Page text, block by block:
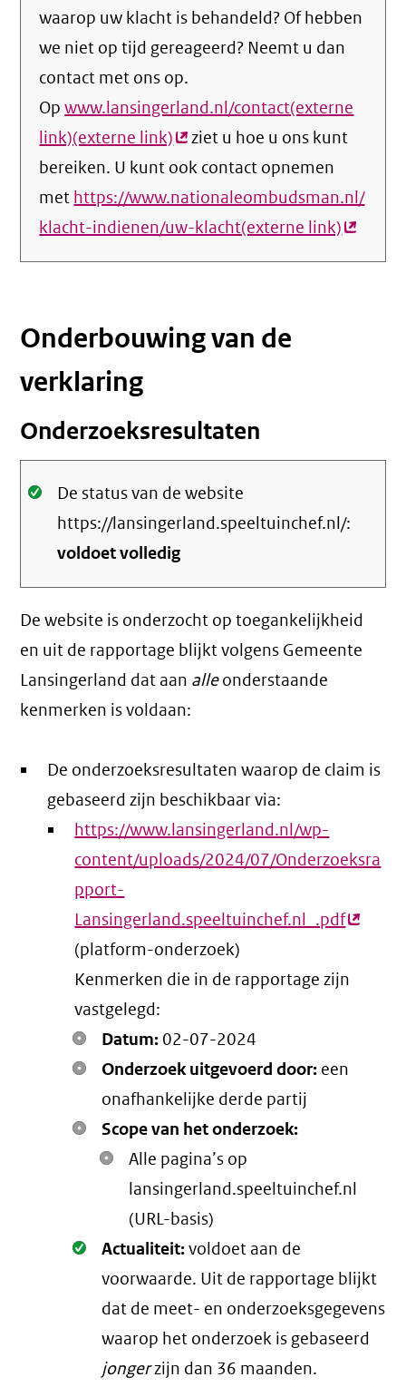
waarop uw klacht is behandeld? Of hebben
we niet op tijd gereageerd? Neemt u dan
contact met ons op.
Opwww.lansingerland.nl/contact(externe
link)(externe link)(externe
link)
ziet u hoe u ons kunt
bereiken. U kunt ook contact opnemen
met https://www.nationaleombudsman.nl/
klacht-indienen/uw-klacht(externe link)(externe
link)
Onderbouwing van de
verklaring
Onderzoeksresultaten
Oké.
De status van de website
https://lansingerland.speeltuinchef.nl/:
voldoet volledig
De website is onderzocht op toegankelijkheid
en uit de rapportage blijkt volgens Gemeente
Lansingerland dat aan alleonderstaande
kenmerken is voldaan:
De onderzoeksresultaten waarop de claim is
gebaseerd zijn beschikbaar via:
https://www.lansingerland.nl/wp-
content/uploads/2024/07/Onderzoeksra
pport-
Lansingerland.speeltuinchef.nl_.pdf
(platform-onderzoek)
Kenmerken die in de rapportage zijn
vastgelegd:
Datum: 02-07-2024
Onderzoek uitgevoerd door: een
onafhankelijke derde partij
Scope van het onderzoek:
Alle pagina’s op
lansingerland.speeltuinchef.nl
(URL-basis)
Oké.
Actualiteit:voldoet aan de
voorwaarde. Uit de rapportage blijkt
dat de meet- en onderzoeksgegevens
waarop het onderzoek is gebaseerd
jongerzijn dan 36 maanden.